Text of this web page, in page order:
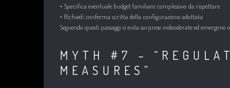
• Specifica eventuale budget familiare complessivo da rispettare
• Richiedi conferma scritta della configurazione adottata
Seguendo questi passaggi si evita sorprese indesiderate ed
MYTH #7 –
MEASURES”